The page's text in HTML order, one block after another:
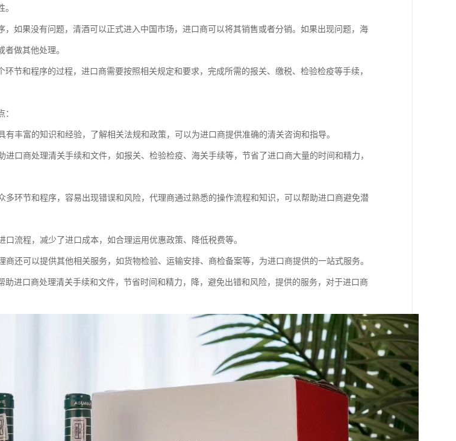
，如果没有问题，清酒可以正式进入中国市场，进口商可以将其销售或者分销。如果出现问题，海
做其他处理。
环节和程序的过程，进口商需要按照相关规定和要求，完成所需的报关、缴税、检验检疫等手续，
有丰富的知识和经验，了解相关法规和政策，可以为进口商提供准确的清关咨询和指导。
进口商处理清关手续和文件，如报关、检验检疫、海关手续等，节省了进口商大量的时间和精力，
多环节和程序，容易出现错误和风险，代理商通过熟悉的操作流程和知识，可以帮助进口商避免潜
口流程，减少了进口成本，如合理运用优惠政策、降低税费等。
商还可以提供其他相关服务，如货物检验、运输安排、商检备案等，为进口商提供的一站式服务。
助进口商处理清关手续和文件，节省时间和精力，降，避免出错和风险，提供的服务，对于进口商